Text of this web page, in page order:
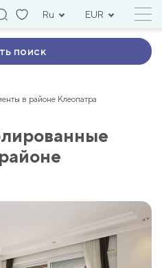
Ru EUR
поиск
в районе Клеопатра